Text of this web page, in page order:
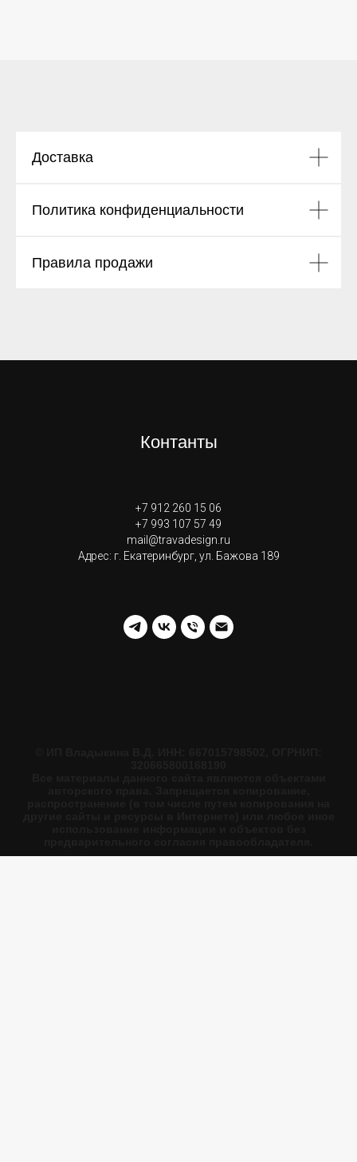
Доставка
Политика конфиденциальности
Правила продажи
Контанты
+7 912 260 15 06
+7 993 107 57 49
mail@travadesign.ru
Адрес: г. Екатеринбург, ул. Бажова 189